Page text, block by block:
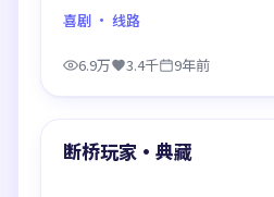
推荐观看。
喜剧 · 线路
6.9万 3.4千 9年前
最新
断桥玩家·典藏